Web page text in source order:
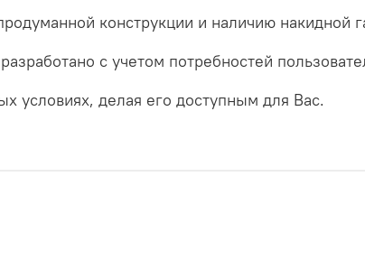
конструкции и наличию накидной
с учетом потребностей
условиях, делая его доступным для Вас.